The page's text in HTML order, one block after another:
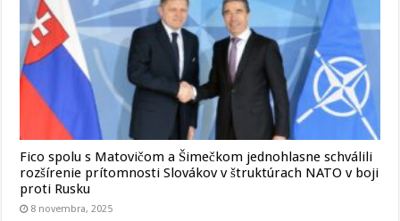
Fico spolu s Matovičom a Šimečkom jednohlasne schválili
rozšírenie prítomnosti Slovákov v štruktúrach NATO v boji
proti Rusku
8 novembra, 2025